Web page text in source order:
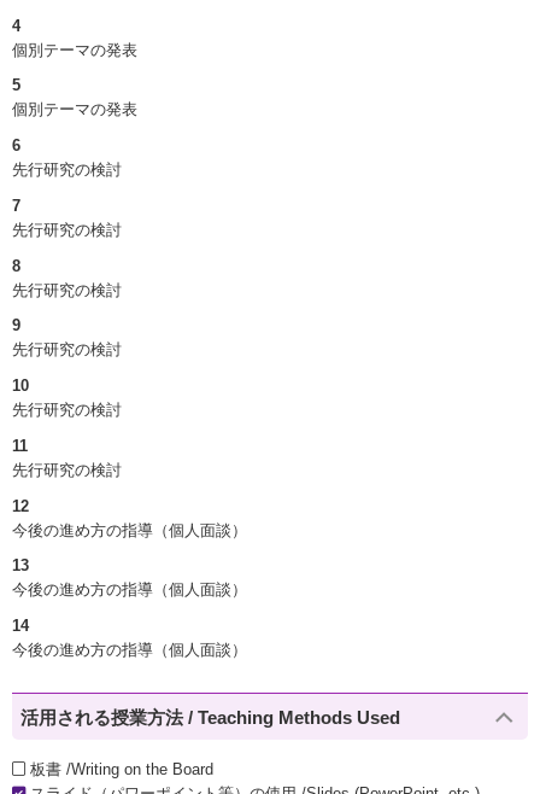
4
個別テーマの発表
5
個別テーマの発表
6
先行研究の検討
7
先行研究の検討
8
先行研究の検討
9
先行研究の検討
10
先行研究の検討
11
先行研究の検討
12
今後の進め方の指導（個人面談）
13
今後の進め方の指導（個人面談）
14
今後の進め方の指導（個人面談）
活用される授業方法 / Teaching Methods Used
板書 /Writing on the Board